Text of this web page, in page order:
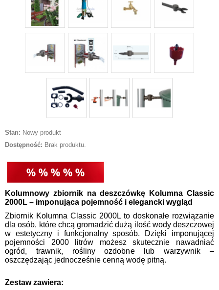
Stan: Nowy produkt
Dostępność: Brak produktu.
Kolumnowy zbiornik na deszczówkę Kolumna Classic
2000L – imponująca pojemność i elegancki wygląd
Zbiornik Kolumna Classic 2000L to doskonałe rozwiązanie
dla osób, które chcą gromadzić dużą ilość wody deszczowej
w estetyczny i funkcjonalny sposób. Dzięki imponującej
pojemności 2000 litrów możesz skutecznie nawadniać
ogród, trawnik, rośliny ozdobne lub warzywnik –
oszczędzając jednocześnie cenną wodę pitną.
Zestaw zawiera: